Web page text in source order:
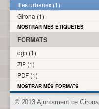
Illes urbanes (1)
Girona (1)
MOSTRAR MÉS ETIQUETES
FORMATS
dgn (1)
ZIP (1)
PDF (1)
MOSTRAR MÉS FORMATS
© 2013 Ajuntament de Girona